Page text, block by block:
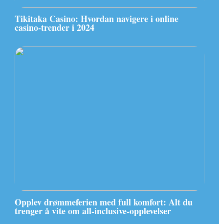
Tikitaka Casino: Hvordan navigere i online
casino-trender i 2024
Opplev drømmeferien med full komfort: Alt du
trenger å vite om all-inclusive-opplevelser